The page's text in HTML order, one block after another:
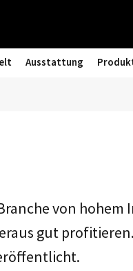
Ausstattung
von hohem
gut